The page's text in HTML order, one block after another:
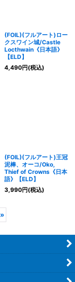
(FOIL)(フルアート)ロー
クスワイン城/Castle
Locthwain《日本語》
【ELD】
4,490円(税込)
(FOIL)(フルアート)王冠
泥棒、オーコ/Oko,
Thief of Crowns《日本
語》【ELD】
3,990円(税込)
»